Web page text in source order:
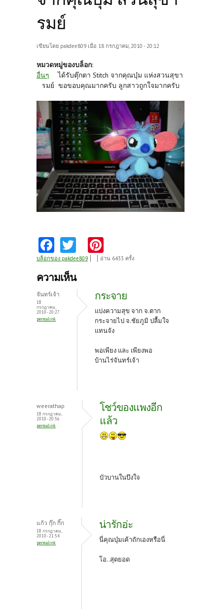
รมย์
เขียนโดย pakdee809 เมื่อ 18 กรกฎาคม, 2010 - 20:12
หมวดหมู่ของบล็อก:
อื่นๆ
ได้รับตุ๊กตา Stitch จากคุณบุ๋ม แห่งสวนสุขา
รมย์ ขอขอบคุณมากครับ ลูกสาวถูกใจมากครับ
Fa
ce
b
o
o
k
w
itt
er
nt
es
t
บล็อกของ pakdee809 อ่าน 6433 ครั้ง
ความเห็น
จันทร์เจ้า
18
กรกฎาคม,
2010 - 20:27
permalink
กระจาย
แบ่งความสุข จาก จ.ตาก
กระจายไป จ.ชัยภูมิ ปลื้มใจ
แทนจัง
พอเพียง และ เพียงพอ
บ้านไร่จันทร์เจ้า
weerathap
18 กรกฎาคม,
2010 - 20:56
permalink
โชว์ของแพงอีก
แล้ว
บัวบานในบึงใจ
แก้ว กุ๊ก กิ๊ก
18 กรกฎาคม,
2010 - 21:54
permalink
น่ารักอ่ะ
นี่คุณบุ๋มเค้าถักเองหรือนี่
โอ..สุดยอด